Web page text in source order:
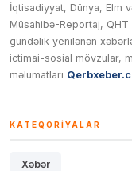
İqtisadiyyat, Dünya, Elm
Müsahibə-Reportaj,
gündəlik yenilənən
ictimai-sosial mövzular,
məlumatları
KATEQORIYALAR
Xəbər